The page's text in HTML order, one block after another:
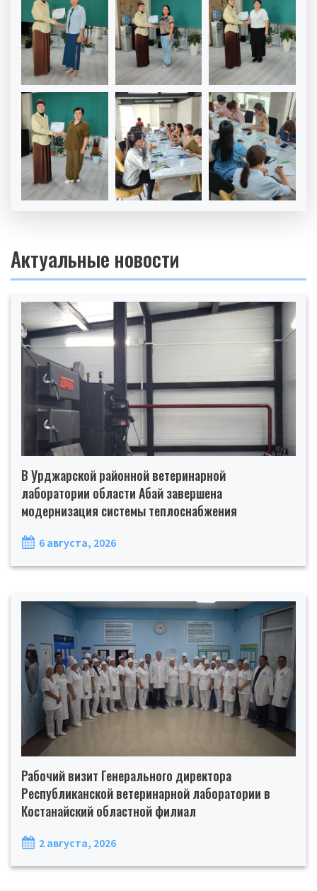
Актуальные новости
В Урджарской районной ветеринарной
лаборатории области Абай завершена
модернизация системы теплоснабжения
6 августа, 2026
Рабочий визит Генерального директора
Республиканской ветеринарной лаборатории в
Костанайский областной филиал
2 августа, 2026